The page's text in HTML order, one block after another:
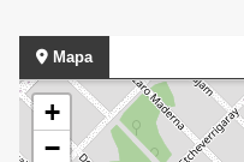
Mapa
+
−